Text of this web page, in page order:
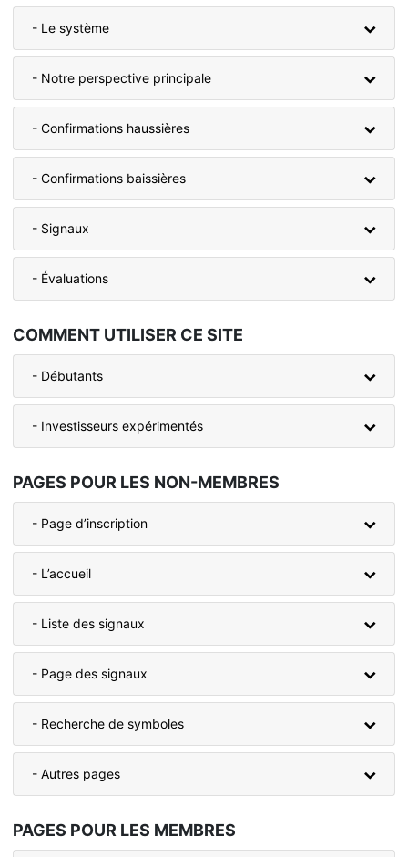
- Le système
- Notre perspective principale
- Confirmations haussières
- Confirmations baissières
- Signaux
- Évaluations
COMMENT UTILISER CE SITE
- Débutants
- Investisseurs expérimentés
PAGES POUR LES NON-MEMBRES
- Page d’inscription
- L’accueil
- Liste des signaux
- Page des signaux
- Recherche de symboles
- Autres pages
PAGES POUR LES MEMBRES